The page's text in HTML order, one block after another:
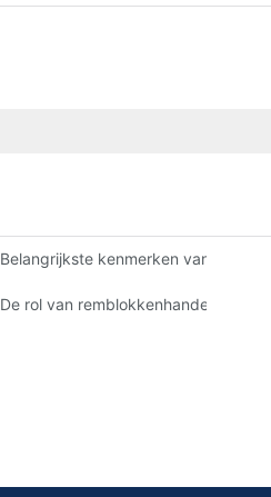
Belangrijkste kenmerken van een
De rol van remblokkenhandelaren bij